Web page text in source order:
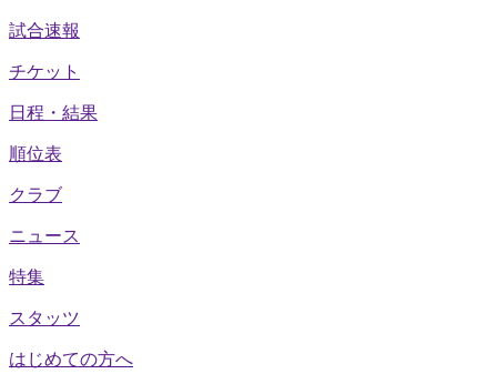
試合速報
チケット
日程・結果
順位表
クラブ
ニュース
特集
スタッツ
はじめての方へ